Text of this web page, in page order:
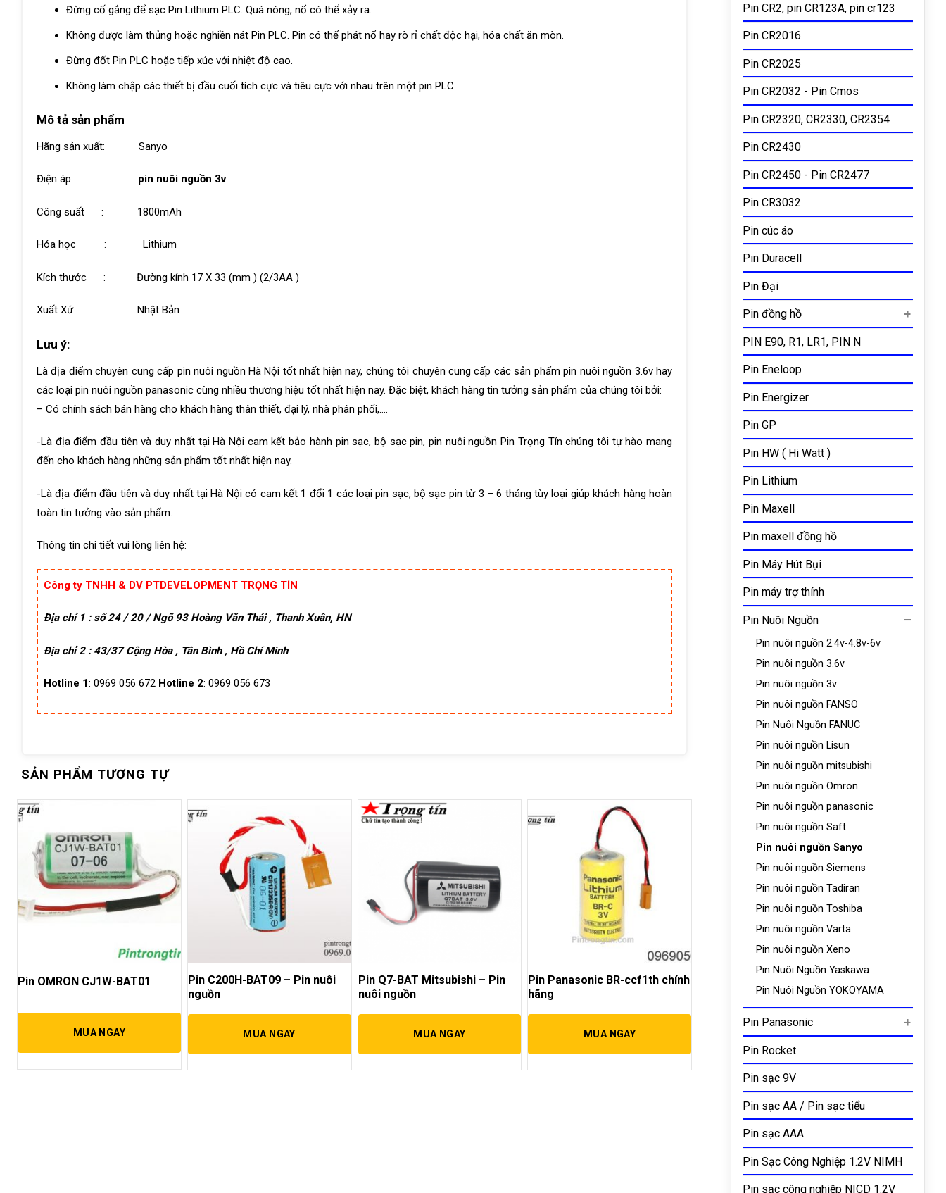
Pin CR2, pin CR123A, pin cr123
Pin CR2016
Pin CR2025
Pin CR2032 - Pin Cmos
Pin CR2320, CR2330, CR2354
Pin CR2430
Pin CR2450 - Pin CR2477
Pin CR3032
Pin cúc áo
Pin Duracell
Pin Đại
Pin đồng hồ
PIN E90, R1, LR1, PIN N
Pin Eneloop
Pin Energizer
Pin GP
Pin HW ( Hi Watt )
Pin Lithium
Pin Maxell
Pin maxell đồng hồ
Pin Máy Hút Bụi
Pin máy trợ thính
Pin Nuôi Nguồn
Pin nuôi nguồn 2.4v-4.8v-6v
Pin nuôi nguồn 3.6v
Pin nuôi nguồn 3v
Pin nuôi nguồn FANSO
Pin Nuôi Nguồn FANUC
Pin nuôi nguồn Lisun
Pin nuôi nguồn mitsubishi
Pin nuôi nguồn Omron
Pin nuôi nguồn panasonic
Pin nuôi nguồn Saft
Pin nuôi nguồn Sanyo
Pin nuôi nguồn Siemens
Pin nuôi nguồn Tadiran
Pin nuôi nguồn Toshiba
Pin nuôi nguồn Varta
Pin nuôi nguồn Xeno
Pin Nuôi Nguồn Yaskawa
Pin Nuôi Nguồn YOKOYAMA
Pin Panasonic
Pin Rocket
Pin sạc 9V
Pin sạc AA / Pin sạc tiểu
Pin sạc AAA
Pin Sạc Công Nghiệp 1.2V NIMH
Pin sạc công nghiệp NICD 1.2V
Đừng cố gắng để sạc Pin Lithium PLC. Quá nóng, nổ có thể xảy ra.
Không được làm thủng hoặc nghiền nát Pin PLC. Pin có thể phát nổ hay rò rỉ chất độc hại, hóa chất ăn mòn.
Đừng đốt Pin PLC hoặc tiếp xúc với nhiệt độ cao.
Không làm chập các thiết bị đầu cuối tích cực và tiêu cực với nhau trên một pin PLC.
Mô tả sản phẩm
Hãng sản xuất: Sanyo
Điện áp : pin nuôi nguồn 3v
Công suất : 1800mAh
Hóa học : Lithium
Kích thước : Đường kính 17 X 33 (mm ) (2/3AA )
Xuất Xứ : Nhật Bản
Lưu ý:
Là địa điểm chuyên cung cấp pin nuôi nguồn Hà Nội tốt nhất hiện nay, chúng tôi chuyên cung cấp các sản phẩm pin nuôi nguồn 3.6v hay
các loại pin nuôi nguồn panasonic cùng nhiều thương hiệu tốt nhất hiện nay. Đặc biệt, khách hàng tin tưởng sản phẩm của chúng tôi bởi:
– Có chính sách bán hàng cho khách hàng thân thiết, đại lý, nhà phân phối,….
-Là địa điểm đầu tiên và duy nhất tại Hà Nội cam kết bảo hành pin sạc, bộ sạc pin, pin nuôi nguồn Pin Trọng Tín chúng tôi tự hào mang
đến cho khách hàng những sản phẩm tốt nhất hiện nay.
-Là địa điểm đầu tiên và duy nhất tại Hà Nội có cam kết 1 đổi 1 các loại pin sạc, bộ sạc pin từ 3 – 6 tháng tùy loại giúp khách hàng hoàn
toàn tin tưởng vào sản phẩm.
Thông tin chi tiết vui lòng liên hệ:
Công ty TNHH & DV PTDEVELOPMENT TRỌNG TÍN
Địa chỉ 1 : số 24 / 20 / Ngõ 93 Hoàng Văn Thái , Thanh Xuân, HN
Địa chỉ 2 : 43/37 Cộng Hòa , Tân Bình , Hồ Chí Minh
Hotline 1: 0969 056 672 Hotline 2: 0969 056 673
SẢN PHẨM TƯƠNG TỰ
Pin OMRON CJ1W-BAT01
MUA NGAY
Pin C200H-BAT09 – Pin nuôi
nguồn
MUA NGAY
Pin Q7-BAT Mitsubishi – Pin
nuôi nguồn
MUA NGAY
Pin Panasonic BR-ccf1th chính
hãng
MUA NGAY